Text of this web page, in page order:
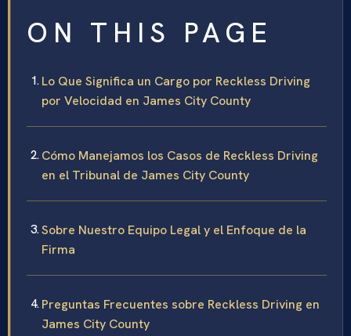
ON THIS PAGE
Lo Que Significa un Cargo por Reckless Driving
por Velocidad en James City County
Cómo Manejamos los Casos de Reckless Driving
en el Tribunal de James City County
Sobre Nuestro Equipo Legal y el Enfoque de la
Firma
Preguntas Frecuentes sobre Reckless Driving en
James City County